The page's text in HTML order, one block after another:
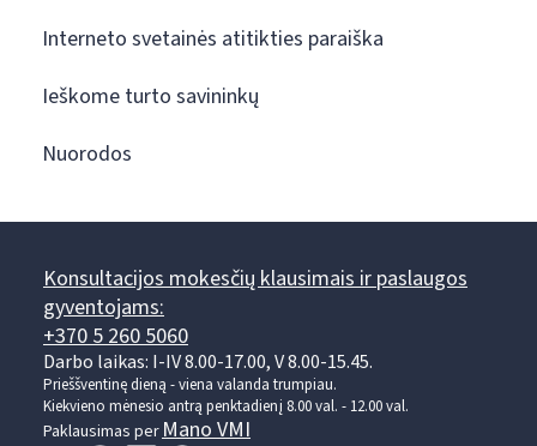
Interneto svetainės atitikties paraiška
Ieškome turto savininkų
Nuorodos
Konsultacijos mokesčių klausimais ir paslaugos
gyventojams:
+370 5 260 5060
Darbo laikas: I-IV 8.00-17.00, V 8.00-15.45.
Prieššventinę dieną - viena valanda trumpiau.
Kiekvieno mėnesio antrą penktadienį 8.00 val. - 12.00 val.
Paklausimas per Mano VMI